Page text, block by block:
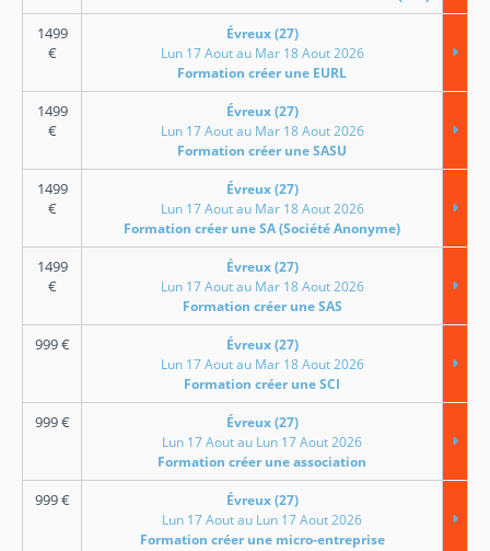
1499
€
Évreux (27)
Lun 17 Aout au Mar 18 Aout 2026
Formation créer une EURL
1499
€
Évreux (27)
Lun 17 Aout au Mar 18 Aout 2026
Formation créer une SASU
1499
€
Évreux (27)
Lun 17 Aout au Mar 18 Aout 2026
Formation créer une SA (Société Anonyme)
1499
€
Évreux (27)
Lun 17 Aout au Mar 18 Aout 2026
Formation créer une SAS
999€
Évreux (27)
Lun 17 Aout au Mar 18 Aout 2026
Formation créer une SCI
999€
Évreux (27)
Lun 17 Aout au Lun 17 Aout 2026
Formation créer une association
999€
Évreux (27)
Lun 17 Aout au Lun 17 Aout 2026
Formation créer une micro-entreprise